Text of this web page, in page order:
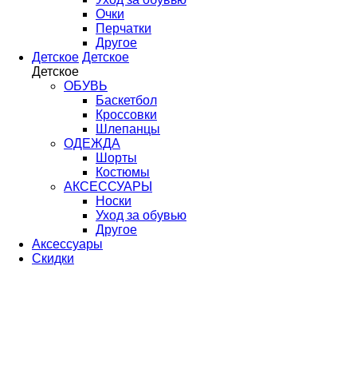
Очки
Перчатки
Другое
Детское Детское
Детское
ОБУВЬ
Баскетбол
Кроссовки
Шлепанцы
ОДЕЖДА
Шорты
Костюмы
АКСЕССУАРЫ
Носки
Уход за обувью
Другое
Аксессуары
Скидки